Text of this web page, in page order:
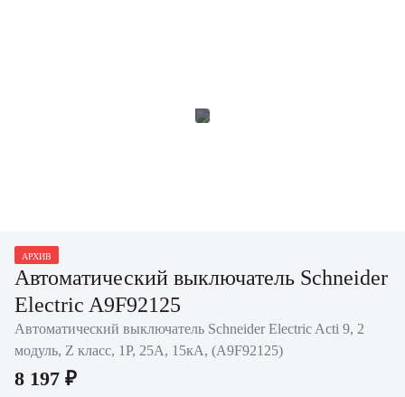
АРХИВ
Автоматический выключатель Schneider
Electric A9F92125
Автоматический выключатель Schneider Electric Acti 9, 2
модуль, Z класс, 1P, 25А, 15кА, (A9F92125)
8 197 ₽